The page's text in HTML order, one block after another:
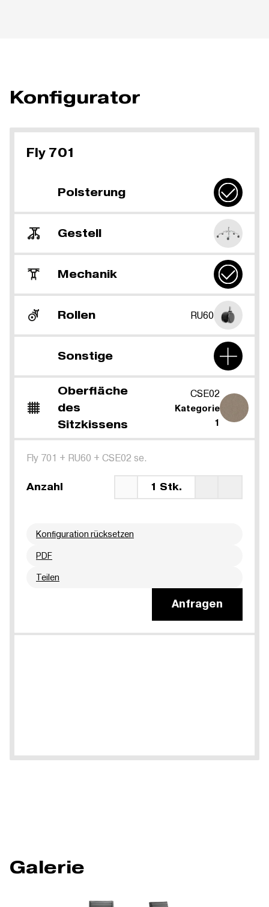
Konfigurator
Fly 701
Polsterung
Gestell
Mechanik
Rollen RU60
Sonstige
Oberfläche
des
Sitzkissens
CSE02
Kategorie
1
Fly 701 + RU60 + CSE02 se.
Anzahl 1 Stk.
Konfiguration rücksetzen
PDF
Teilen
Anfragen
Galerie